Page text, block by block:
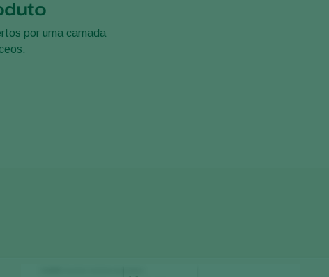
por uma camada